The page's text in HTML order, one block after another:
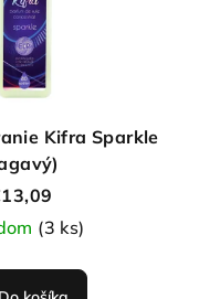
Kifra Sparkle
(3 ks)